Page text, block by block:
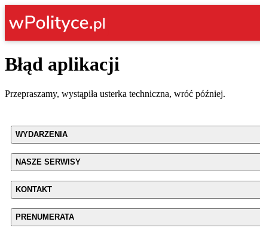
Błąd aplikacji
Przepraszamy, wystąpiła usterka techniczna, wróć później.
WYDARZENIA
NASZE SERWISY
KONTAKT
PRENUMERATA